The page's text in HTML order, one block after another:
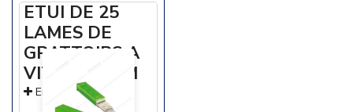
ETUI DE 25
LAMES DE
GRATTOIRS A
VITRES 10CM
En savoir +